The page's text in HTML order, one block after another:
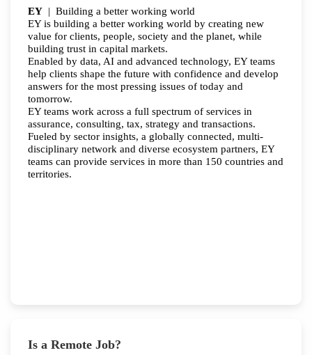
EY | Building a better working world
EY is building a better working world by creating new
value for clients, people, society and the planet, while
building trust in capital markets.
Enabled by data, AI and advanced technology, EY teams
help clients shape the future with confidence and develop
answers for the most pressing issues of today and
tomorrow.
EY teams work across a full spectrum of services in
assurance, consulting, tax, strategy and transactions.
Fueled by sector insights, a globally connected, multi-
disciplinary network and diverse ecosystem partners, EY
teams can provide services in more than 150 countries and
territories.
Is a Remote Job?